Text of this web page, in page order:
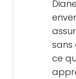
sans
ce